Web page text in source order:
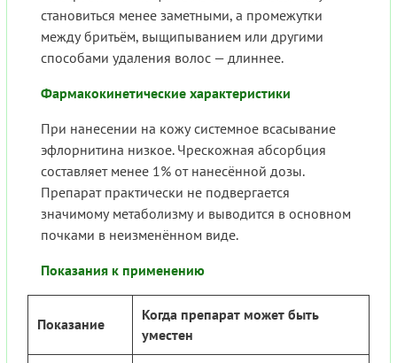
становиться менее заметными, а промежутки
между бритьём, выщипыванием или другими
способами удаления волос — длиннее.
Фармакокинетические характеристики
При нанесении на кожу системное всасывание
эфлорнитина низкое. Чрескожная абсорбция
составляет менее 1% от нанесённой дозы.
Препарат практически не подвергается
значимому метаболизму и выводится в основном
почками в неизменённом виде.
Показания к применению
Показание
Когда препарат может быть
уместен